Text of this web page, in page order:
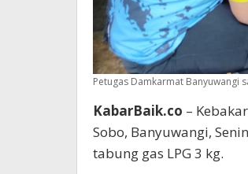
Petugas Damkarmat Banyuwangi
KabarBaik.co –
Sobo, Banyuwangi,
tabung gas LPG 3 kg.